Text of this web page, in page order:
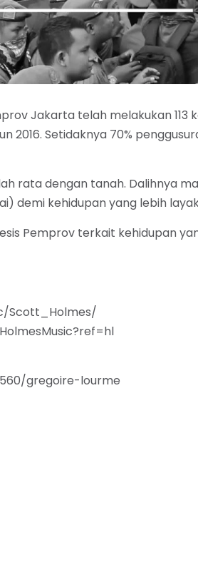
Jakarta telah melakukan 113
2016. Setidaknya 70%
rata dengan tanah. Dalihnya
demi kehidupan yang lebih
Pemprov terkait kehidupan
Scott_Holmes/
gregoire-lourme